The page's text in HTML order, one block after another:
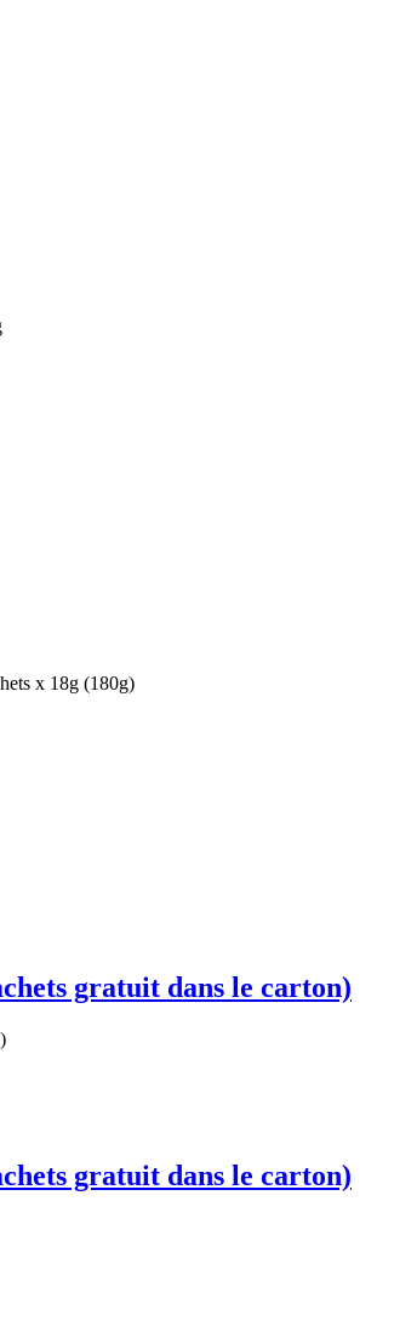
x 18g (180g)
gratuit dans le carton)
gratuit dans le carton)